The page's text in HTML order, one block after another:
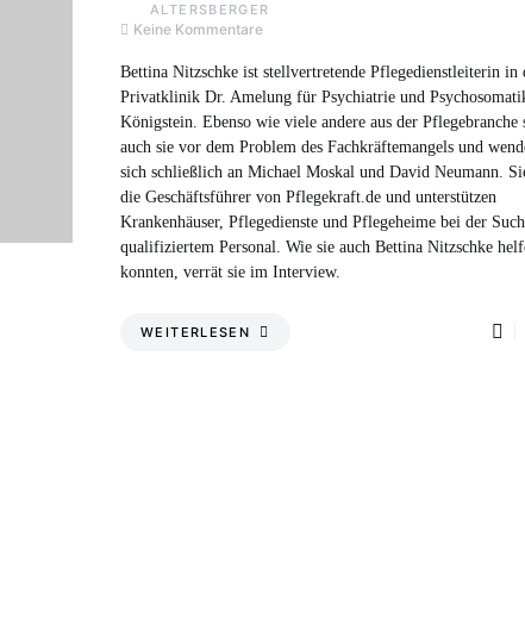
Keine Kommentare
Bettina Nitzschke ist stellvertretende Pflegedienstleiterin in
Privatklinik Dr. Amelung für Psychiatrie und
Königstein. Ebenso wie viele andere aus der Pflegebranche
auch sie vor dem Problem des Fachkräftemangels und
sich schließlich an Michael Moskal und David Neumann.
die Geschäftsführer von Pflegekraft.de und unterstützen
Krankenhäuser, Pflegedienste und Pflegeheime bei der
qualifiziertem Personal. Wie sie auch Bettina Nitzschke
konnten, verrät sie im Interview.
WEITERLESEN